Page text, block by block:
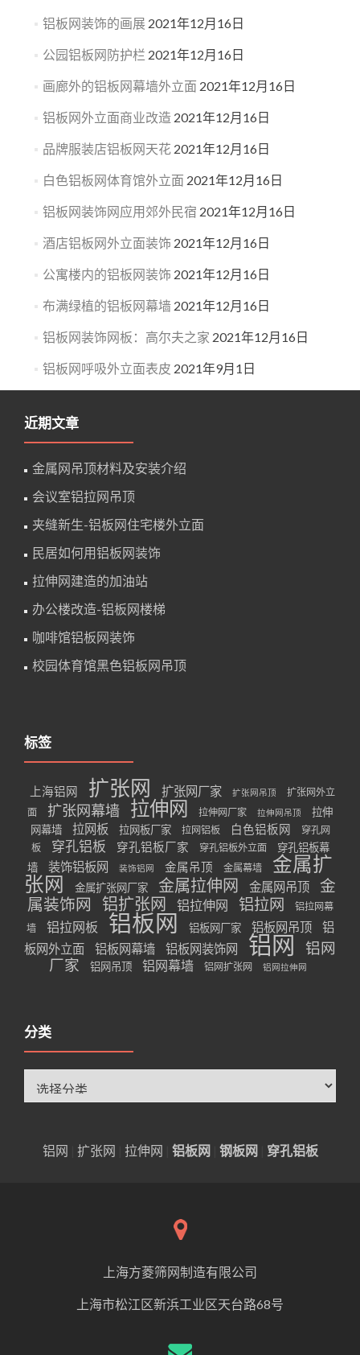
铝板网装饰的画展 2021年12月16日
公园铝板网防护栏 2021年12月16日
画廊外的铝板网幕墙外立面 2021年12月16日
铝板网外立面商业改造 2021年12月16日
品牌服装店铝板网天花 2021年12月16日
白色铝板网体育馆外立面 2021年12月16日
铝板网装饰网应用郊外民宿 2021年12月16日
酒店铝板网外立面装饰 2021年12月16日
公寓楼内的铝板网装饰 2021年12月16日
布满绿植的铝板网幕墙 2021年12月16日
铝板网装饰网板：高尔夫之家 2021年12月16日
铝板网呼吸外立面表皮 2021年9月1日
近期文章
金属网吊顶材料及安装介绍
会议室铝拉网吊顶
夹缝新生-铝板网住宅楼外立面
民居如何用铝板网装饰
拉伸网建造的加油站
办公楼改造-铝板网楼梯
咖啡馆铝板网装饰
校园体育馆黑色铝板网吊顶
标签
上海铝网 扩张网 扩张网厂家 扩张网吊顶
扩张网外立
面
扩张网幕墙 拉伸网 拉伸网厂家 拉伸网吊顶
拉伸
网幕墙
拉网板 拉网板厂家 拉网铝板 白色铝板网
穿孔网
板
穿孔铝板 穿孔铝板厂家 穿孔铝板外立面
穿孔铝板幕
墙
装饰铝板网 装饰铝网 金属吊顶 金属幕墙
金属扩
张网
金属扩张网厂家 金属拉伸网 金属网吊顶
金
属装饰网
铝扩张网 铝拉伸网 铝拉网
铝拉网幕
墙
铝拉网板 铝板网 铝板网厂家 铝板网吊顶
铝
板网外立面
铝板网幕墙 铝板网装饰网 铝网
铝网
厂家
铝网吊顶 铝网幕墙 铝网扩张网 铝网拉伸网
分类
铝网 扩张网 拉伸网 铝板网 钢板网 穿孔铝板
上海方菱筛网制造有限公司
上海市松江区新浜工业区天台路68号